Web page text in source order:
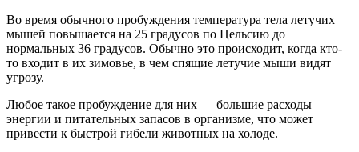
Во время обычного пробуждения температура тела летучих
мышей повышается на 25 градусов по Цельсию до
нормальных 36 градусов. Обычно это происходит, когда кто-
то входит в их зимовье, в чем спящие летучие мыши видят
угрозу.
Любое такое пробуждение для них — большие расходы
энергии и питательных запасов в организме, что может
привести к быстрой гибели животных на холоде.